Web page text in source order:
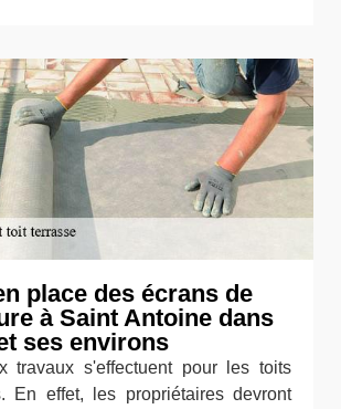
place des écrans de
à Saint Antoine dans
ses environs
travaux s'effectuent pour les toits
En effet, les propriétaires devront